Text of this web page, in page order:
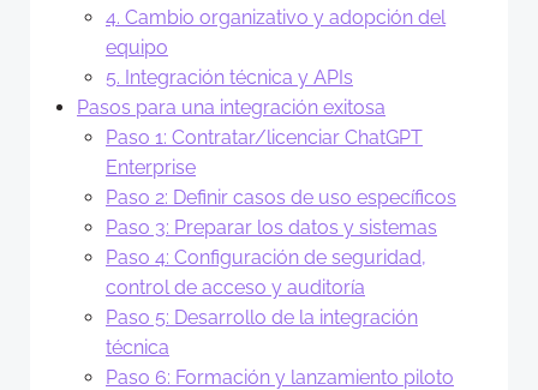
4. Cambio organizativo y adopción del
equipo
5. Integración técnica y APIs
Pasos para una integración exitosa
Paso 1: Contratar/licenciar ChatGPT
Enterprise
Paso 2: Definir casos de uso específicos
Paso 3: Preparar los datos y sistemas
Paso 4: Configuración de seguridad,
control de acceso y auditoría
Paso 5: Desarrollo de la integración
técnica
Paso 6: Formación y lanzamiento piloto